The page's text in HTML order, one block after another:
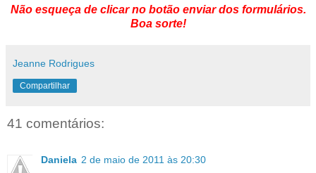
Não esqueça de clicar no botão enviar dos formulários.
Boa sorte!
Jeanne Rodrigues
Compartilhar
41 comentários:
Daniela 2 de maio de 2011 às 20:30